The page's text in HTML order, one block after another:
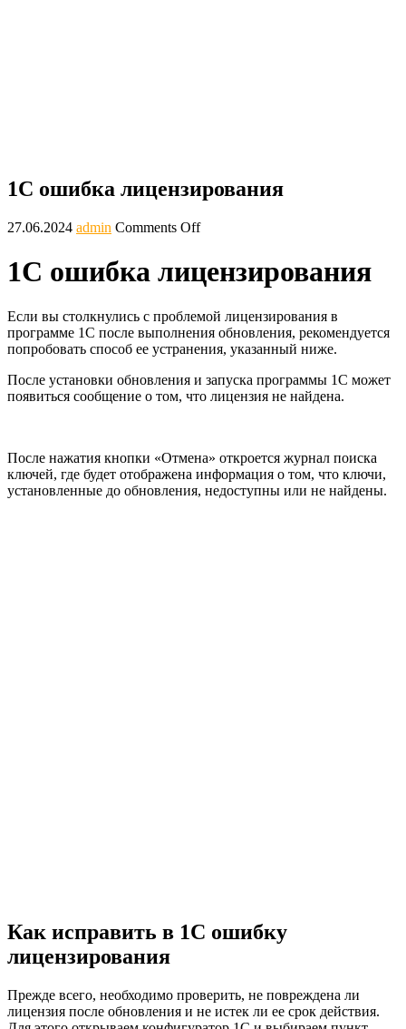
1С ошибка лицензирования
27.06.2024 admin Comments Off
1С ошибка лицензирования
Если вы столкнулись с проблемой лицензирования в
программе 1С после выполнения обновления, рекомендуется
попробовать способ ее устранения, указанный ниже.
После установки обновления и запуска программы 1С может
появиться сообщение о том, что лицензия не найдена.
После нажатия кнопки «Отмена» откроется журнал поиска
ключей, где будет отображена информация о том, что ключи,
установленные до обновления, недоступны или не найдены.
Как исправить в 1С ошибку
лицензирования
Прежде всего, необходимо проверить, не повреждена ли
лицензия после обновления и не истек ли ее срок действия.